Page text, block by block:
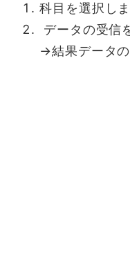
科目を選択し
データの受信
→結果データ